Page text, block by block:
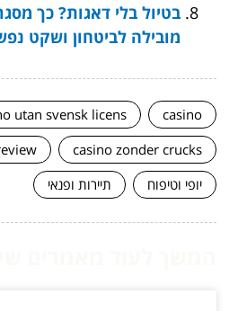
מובילה לביטחון ושקט
casino
utan svensk licens
casino zonder crucks
יופי וטיפוח
תיירות ופנאי